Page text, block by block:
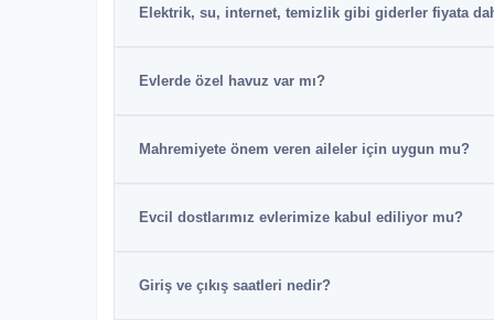
Elektrik, su, internet, temizlik gibi giderler
Evlerde özel havuz var mı?
Mahremiyete önem veren aileler için uygun mu?
Evcil dostlarımız evlerimize kabul ediliyor mu?
Giriş ve çıkış saatleri nedir?